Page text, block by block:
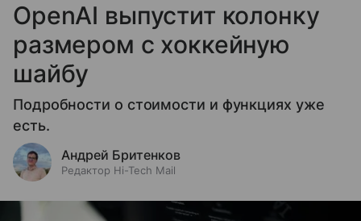
OpenAI выпустит колонку
размером с хоккейную
шайбу
Подробности о стоимости и функциях уже
есть.
Андрей Бритенков
Редактор Hi-Tech Mail